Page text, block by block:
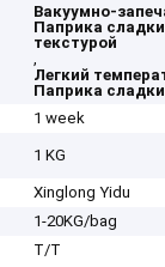
Вакуумно-
Паприка
текстурой
,
Легкий
Паприка
1 week
1 KG
Xinglong Yidu
1-20KG/bag
T/T